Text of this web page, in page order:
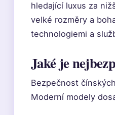
hledající luxus za
velké rozměry a
technologiemi a
Jaké je
Bezpečnost
Moderní modely